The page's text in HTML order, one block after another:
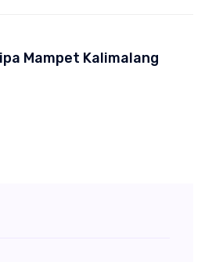
Mampet Kalimalang